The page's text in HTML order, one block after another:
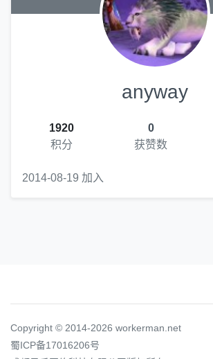
anyway
1920
积分
0
获赞数
2014-08-19 加入
Copyright © 2014-2026 workerman.net
蜀ICP备17016206号